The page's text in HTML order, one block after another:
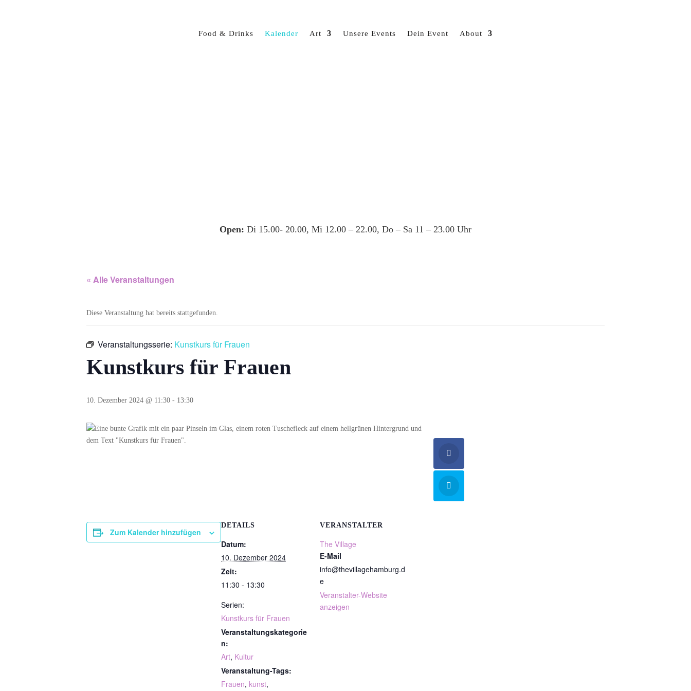
Food & Drinks Kalender Art Unsere Events Dein Event About
Open: Di 15.00- 20.00, Mi 12.00 – 22.00, Do – Sa 11 – 23.00 Uhr
« Alle Veranstaltungen
Diese Veranstaltung hat bereits stattgefunden.
Veranstaltungsserie: Kunstkurs für Frauen
Kunstkurs für Frauen
10. Dezember 2024 @ 11:30 - 13:30
Zum Kalender hinzufügen
DETAILS
Datum:
10. Dezember 2024
Zeit:
11:30 - 13:30
Serien:
Kunstkurs für Frauen
Veranstaltungskategorie
n:
Art, Kultur
Veranstaltung-Tags:
Frauen, kunst,
VERANSTALTER
The Village
E-Mail
info@thevillagehamburg.d
e
Veranstalter-Website
anzeigen